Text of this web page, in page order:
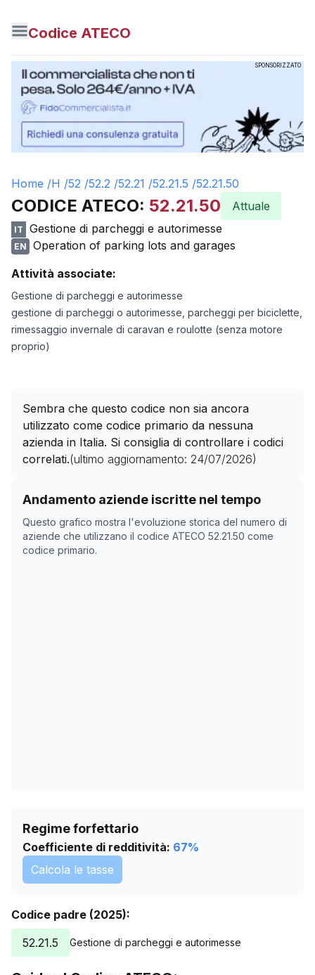
Codice ATECO
SPONSORIZZATO
Home /H /52 /52.2 /52.21 /52.21.5 /52.21.50
CODICE ATECO: 52.21.50 Attuale
IT Gestione di parcheggi e autorimesse
EN
Operation of parking lots and garages
Attività associate:
Gestione di parcheggi e autorimesse
gestione di parcheggi o autorimesse, parcheggi per biciclette,
rimessaggio invernale di caravan e roulotte (senza motore
proprio)
Sembra che questo codice non sia ancora
utilizzato come codice primario da nessuna
azienda in Italia. Si consiglia di controllare i codici
correlati.(ultimo aggiornamento: 24/07/2026)
Andamento aziende iscritte nel tempo
Questo grafico mostra l'evoluzione storica del numero di
aziende che utilizzano il codice ATECO 52.21.50 come
codice primario.
Storico numero di aziende con codice ATECO
Data rilevazione
23/04/2025
0
13/11/2025
Regime forfettario
Coefficiente di redditività: 67%
Calcola le tasse
Codice padre (2025):
52.21.5
Gestione di parcheggi e autorimesse